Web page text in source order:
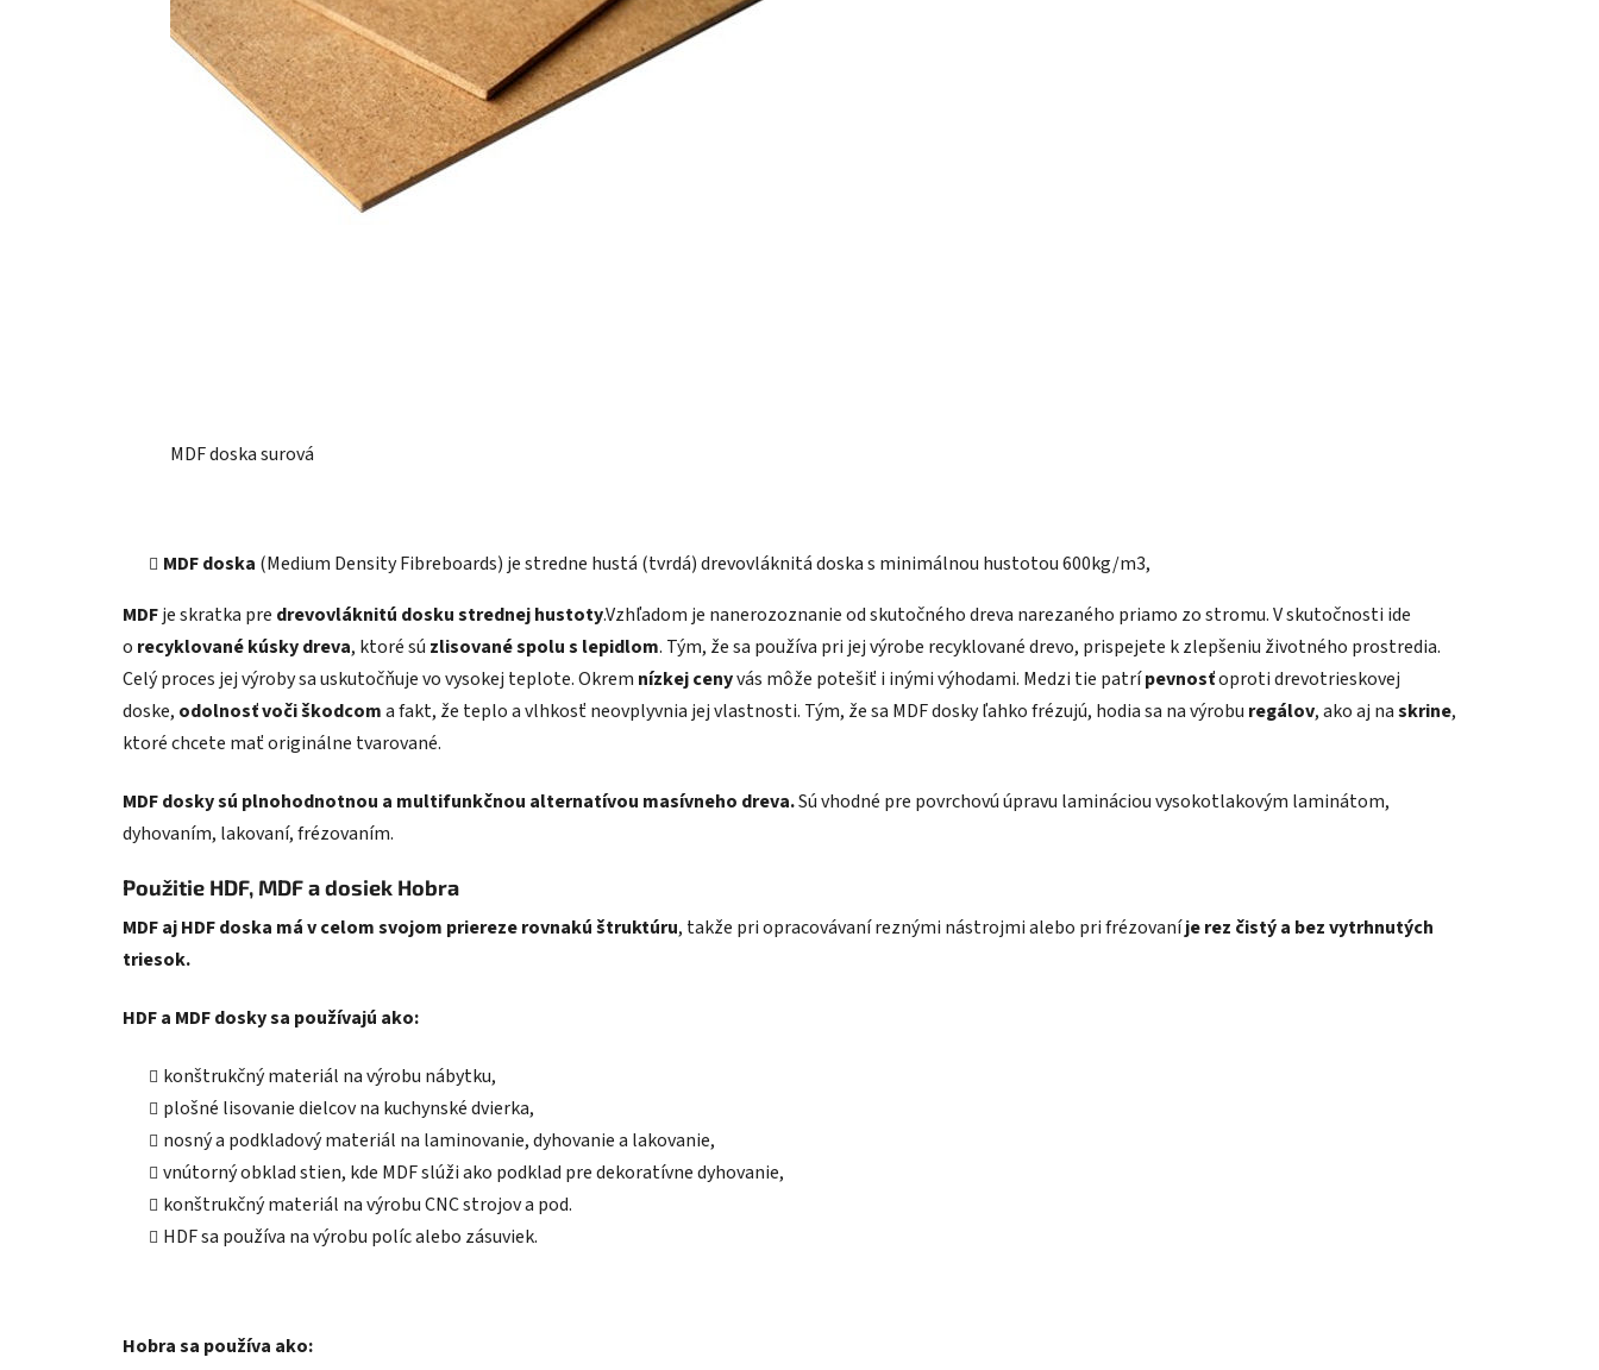
MDF doska surová
MDF doska (Medium Density Fibreboards) je stredne hustá (tvrdá) drevovláknitá doska s minimálnou hustotou 600kg/m3,
MDFje skratka pre drevovláknitú dosku strednej hustoty.Vzhľadom je nanerozoznanie od skutočného dreva narezaného priamo zo stromu. V skutočnosti ide
o recyklované kúsky dreva, ktoré sú zlisované spolu s lepidlom. Tým, že sa používa pri jej výrobe recyklované drevo, prispejete k zlepšeniu životného prostredia.
Celý proces jej výroby sa uskutočňuje vo vysokej teplote. Okrem nízkej cenyvás môže potešiť i inými výhodami. Medzi tie patrípevnosťoproti drevotrieskovej
doske, odolnosť voči škodcoma fakt, že teplo a vlhkosť neovplyvnia jej vlastnosti. Tým, že sa MDF dosky ľahko frézujú, hodia sa na výrobu regálov, ako aj naskrine,
ktoré chcete mať originálne tvarované.
MDF dosky sú plnohodnotnou a multifunkčnou alternatívou masívneho dreva.Sú vhodné pre povrchovú úpravu lamináciou vysokotlakovým laminátom,
dyhovaním, lakovaní, frézovaním.
Použitie HDF, MDF a dosiek Hobra
MDF aj HDF doska má v celom svojom priereze rovnakú štruktúru, takže pri opracovávaní reznými nástrojmi alebo pri frézovaníje rez čistý a bez vytrhnutých
triesok.
HDF a MDF dosky sa používajú ako:
konštrukčný materiál na výrobu nábytku,
plošné lisovanie dielcov na kuchynské dvierka,
nosný a podkladový materiál na laminovanie, dyhovanie a lakovanie,
vnútorný obklad stien, kde MDF slúži ako podklad pre dekoratívne dyhovanie,
konštrukčný materiál na výrobu CNC strojov a pod.
HDF sa používa na výrobu políc alebo zásuviek.
Hobra sa používa ako: